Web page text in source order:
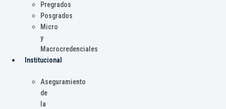
Pregrados
Posgrados
Micro
y
Macrocredenciales
Institucional
Aseguramiento
de
la